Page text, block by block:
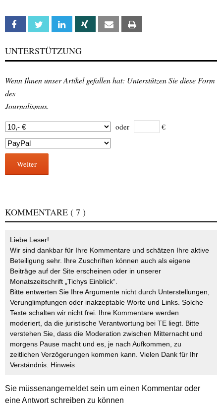
Facebook Twitter Linkedin Xing Email
UNTERSTÜTZUNG
Wenn Ihnen unser Artikel gefallen hat: Unterstützen Sie diese Form
des
Journalismus.
oder €
Weiter
KOMMENTARE ( 7 )
Liebe Leser!
Wir sind dankbar für Ihre Kommentare und schätzen Ihre aktive
Beteiligung sehr. Ihre Zuschriften können auch als eigene
Beiträge auf der Site erscheinen oder in unserer
Monatszeitschrift „Tichys Einblick“.
Bitte entwerten Sie Ihre Argumente nicht durch Unterstellungen,
Verunglimpfungen oder inakzeptable Worte und Links. Solche
Texte schalten wir nicht frei. Ihre Kommentare werden
moderiert, da die juristische Verantwortung bei TE liegt. Bitte
verstehen Sie, dass die Moderation zwischen Mitternacht und
morgens Pause macht und es, je nach Aufkommen, zu
zeitlichen Verzögerungen kommen kann. Vielen Dank für Ihr
Verständnis. Hinweis
Sie müssenangemeldetsein um einen Kommentar oder
eine Antwort schreiben zu können